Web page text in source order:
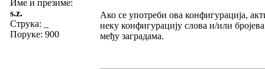
Име и презиме:
s.z.
Струка:
Поруке: 900
Ако се употреби ова конфигурација,
неку конфигурацију слова и/или
међу заградама.